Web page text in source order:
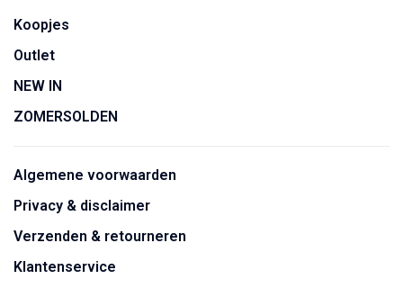
Koopjes
Outlet
NEW IN
ZOMERSOLDEN
Algemene voorwaarden
Privacy & disclaimer
Verzenden & retourneren
Klantenservice